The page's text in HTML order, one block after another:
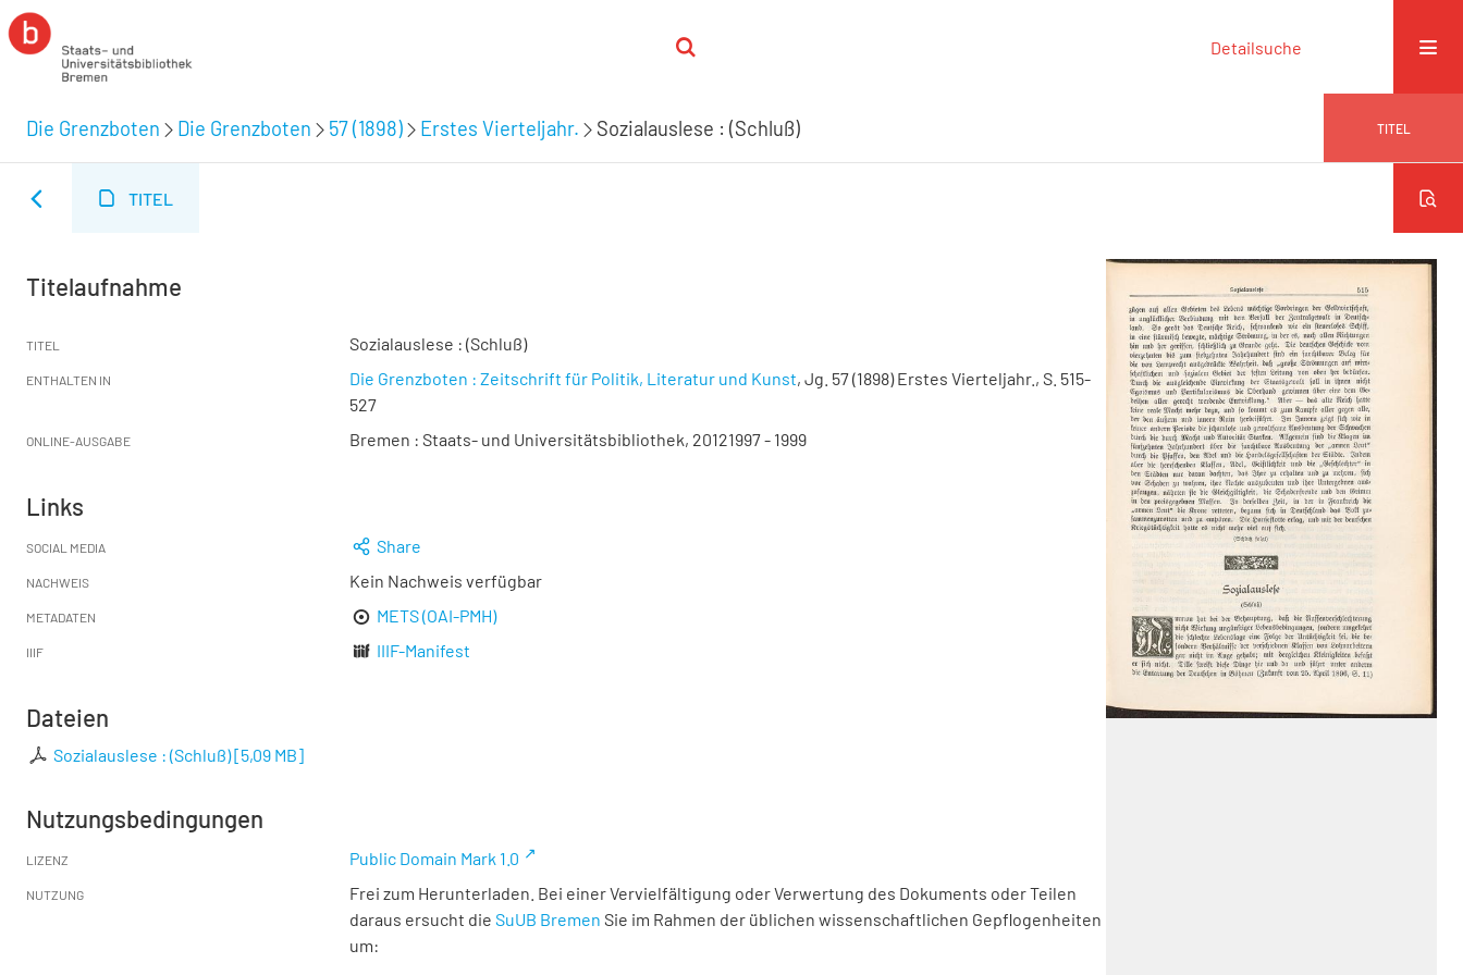
Detailsuche
Die Grenzboten Die Grenzboten 57 (1898) Erstes Vierteljahr. Sozialauslese : (Schluß) TITEL
TITEL
Titelaufnahme
TITEL Sozialauslese : (Schluß)
ENTHALTEN IN Die Grenzboten : Zeitschrift für Politik, Literatur und Kunst, Jg. 57 (1898) Erstes Vierteljahr., S. 515-
527
ONLINE-AUSGABE Bremen : Staats- und Universitätsbibliothek, 20121997 - 1999
Links
SOCIAL MEDIA Share
NACHWEIS Kein Nachweis verfügbar
METADATEN METS (OAI-PMH)
IIIF IIIF-Manifest
Dateien
Sozialauslese : (Schluß)[5,09 MB]
Nutzungsbedingungen
LIZENZ Public Domain Mark 1.0
NUTZUNG
Frei zum Herunterladen. Bei einer Vervielfältigung oder Verwertung des Dokuments oder Teilen
daraus ersucht die SuUB Bremen Sie im Rahmen der üblichen wissenschaftlichen Gepflogenheiten
um: